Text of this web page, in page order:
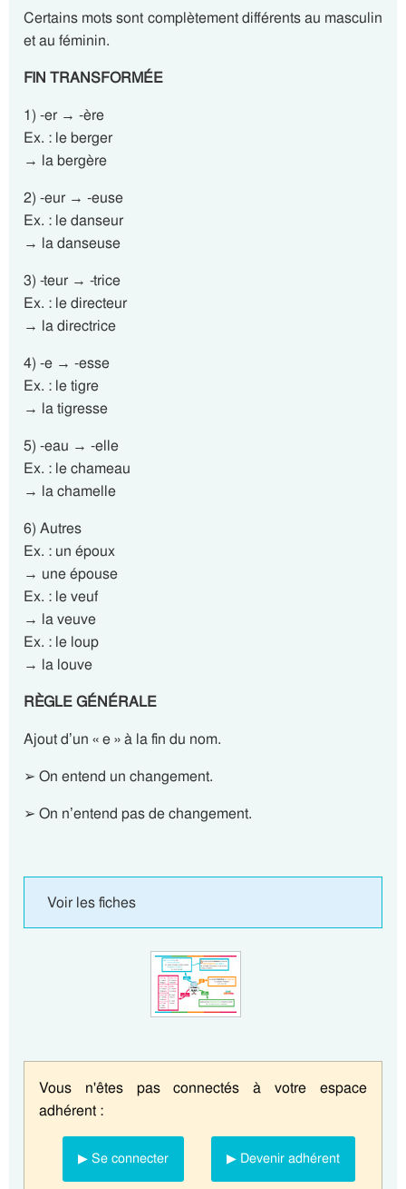
Certains mots sont complètement différents au masculin
et au féminin.
FIN TRANSFORMÉE
1) -er → -ère
Ex. : le berger
→ la bergère
2) -eur → -euse
Ex. : le danseur
→ la danseuse
3) -teur → -trice
Ex. : le directeur
→ la directrice
4) -e → -esse
Ex. : le tigre
→ la tigresse
5) -eau → -elle
Ex. : le chameau
→ la chamelle
6) Autres
Ex. : un époux
→ une épouse
Ex. : le veuf
→ la veuve
Ex. : le loup
→ la louve
RÈGLE GÉNÉRALE
Ajout d’un « e » à la fin du nom.
➢ On entend un changement.
➢ On n’entend pas de changement.
Voir les fiches
Vous n'êtes pas connectés à votre espace
adhérent :
▶ Se connecter ▶ Devenir adhérent